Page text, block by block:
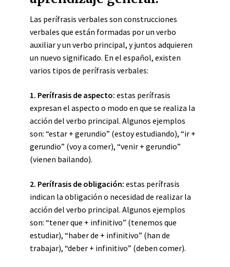
Las perífrasis verbales son construcciones
verbales que están formadas por un verbo
auxiliar y un verbo principal, y juntos adquieren
un nuevo significado. En el español, existen
varios tipos de perífrasis verbales:
1. Perífrasis de aspecto: estas perífrasis
expresan el aspecto o modo en que se realiza la
acción del verbo principal. Algunos ejemplos
son: “estar + gerundio” (estoy estudiando), “ir +
gerundio” (voy a comer), “venir + gerundio”
(vienen bailando).
2. Perífrasis de obligación: estas perífrasis
indican la obligación o necesidad de realizar la
acción del verbo principal. Algunos ejemplos
son: “tener que + infinitivo” (tenemos que
estudiar), “haber de + infinitivo” (han de
trabajar), “deber + infinitivo” (deben comer).